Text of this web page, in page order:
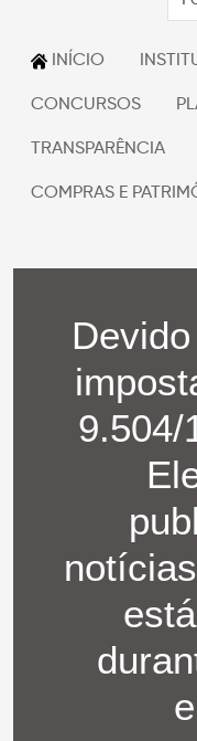
INÍCIO
CONCURSOS
TRANSPARÊNCIA
COMPRAS E
9.504/